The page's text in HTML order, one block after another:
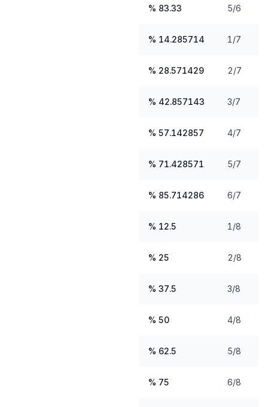
5/6
83.33 %
1/7
14.285714 %
2/7
28.571429 %
3/7
42.857143 %
4/7
57.142857 %
5/7
71.428571 %
6/7
85.714286 %
1/8
12.5 %
2/8
25 %
3/8
37.5 %
4/8
50 %
5/8
62.5 %
6/8
75 %